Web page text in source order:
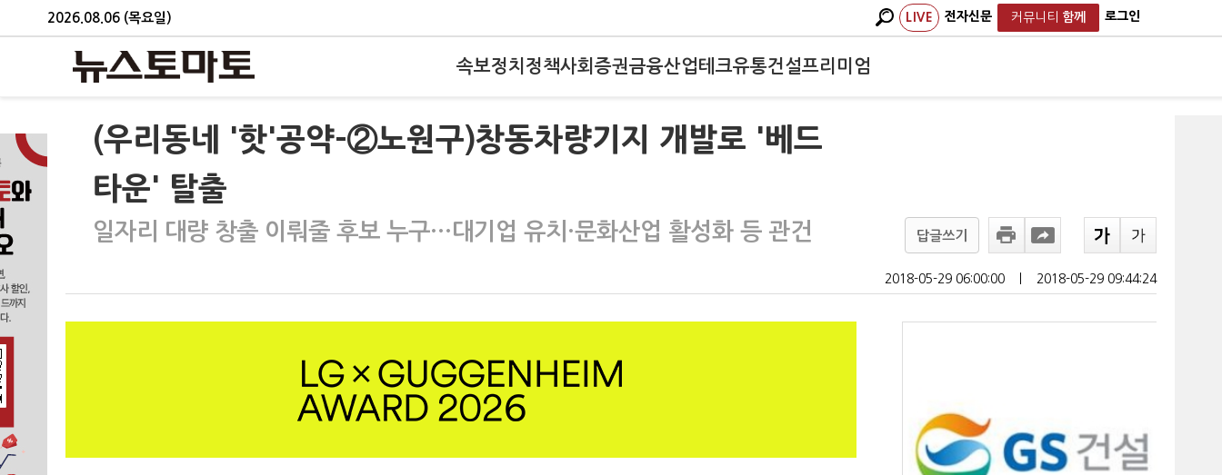
2026.08.06 (목요일) LIVE 전자신문 커뮤니티 함께 로그인
속보정치 정책사회 증권금융산업테크유통건설프리미엄
(우리동네 '핫'공약-②노원구)창동차량기지 개발로 '베드
타운' 탈출
일자리 대량 창출 이뤄줄 후보 누구…대기업 유치·문화산업 활성화 등 관건 답글쓰기
2018-05-29 06:00:00 2018-05-29 09:44:24